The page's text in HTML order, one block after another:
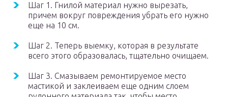
Шаг 1. Гнилой материал нужно вырезать,
причем вокруг повреждения убрать его нужно
еще на 10 см.
Шаг 2. Теперь выемку, которая в результате
всего этого образовалась, тщательно очищаем.
Шаг 3. Смазываем ремонтируемое место
мастикой и заклеиваем еще одним слоем